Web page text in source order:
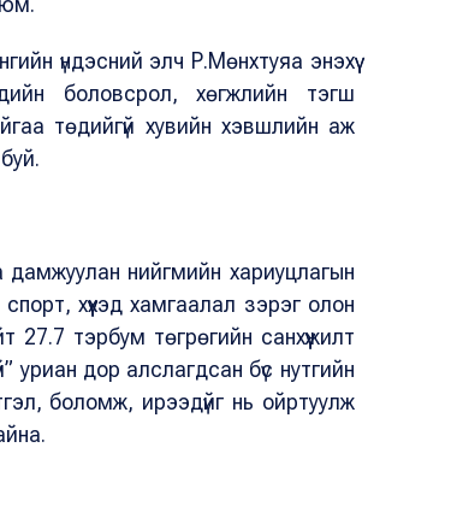
үндэсний элч Р.Мөнхтуяа энэхүү
боловсрол, хөгжлийн тэгш
төдийгүй хувийн хэвшлийн аж
нийгмийн хариуцлагын
хүүхэд хамгаалал зэрэг олон
27.7 тэрбум төгрөгийн санхүүжилт
уриан дор алслагдсан бүс нутгийн
боломж, ирээдүйг нь ойртуулж